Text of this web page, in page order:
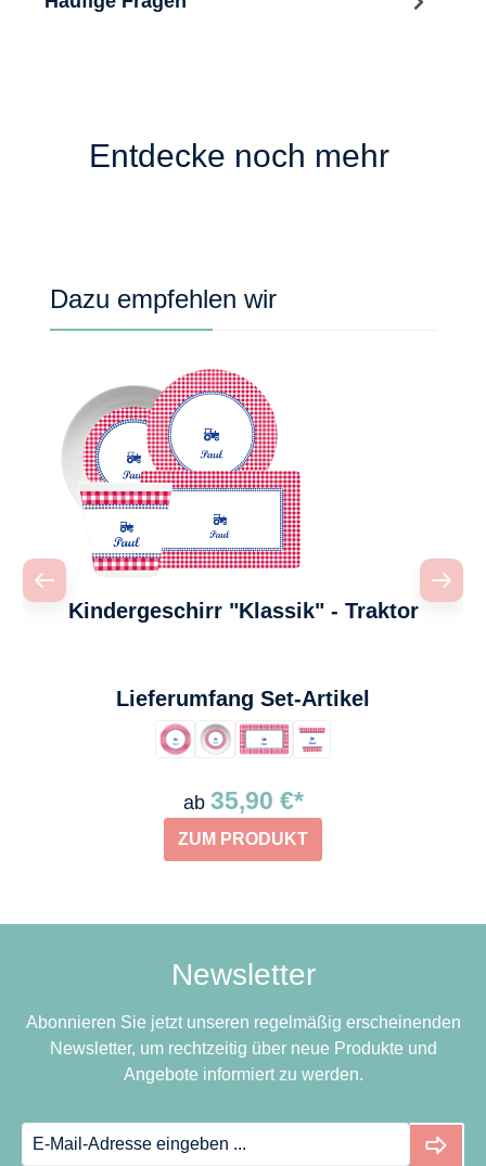
Entdecke noch mehr
Produktgalerie überspringen
Dazu empfehlen wir
Kindergeschirr "Klassik" - Traktor
Lieferumfang Set-Artikel
ab 35,90 €*
ZUM PRODUKT
Newsletter
Abonnieren Sie jetzt unseren regelmäßig erscheinenden
Newsletter, um rechtzeitig über neue Produkte und
Angebote informiert zu werden.